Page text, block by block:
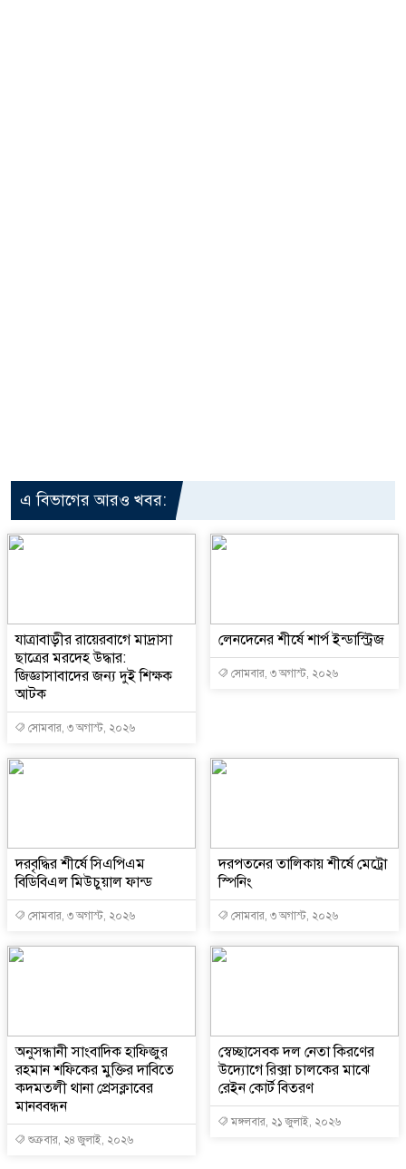
এ বিভাগের আরও খবর:
যাত্রাবাড়ীর রায়েরবাগে মাদ্রাসা
ছাত্রের মরদেহ উদ্ধার:
জিজ্ঞাসাবাদের জন্য দুই শিক্ষক
আটক
সোমবার, ৩ অগাস্ট, ২০২৬
লেনদেনের শীর্ষে শার্প ইন্ডাস্ট্রিজ
সোমবার, ৩ অগাস্ট, ২০২৬
দরবৃদ্ধির শীর্ষে সিএপিএম
বিডিবিএল মিউচুয়াল ফান্ড
সোমবার, ৩ অগাস্ট, ২০২৬
দরপতনের তালিকায় শীর্ষে মেট্রো
স্পিনিং
সোমবার, ৩ অগাস্ট, ২০২৬
অনুসন্ধানী সাংবাদিক হাফিজুর
রহমান শফিকের মুক্তির দাবিতে
কদমতলী থানা প্রেসক্লাবের
মানববন্ধন
শুক্রবার, ২৪ জুলাই, ২০২৬
স্বেচ্ছাসেবক দল নেতা কিরণের
উদ্যোগে রিক্সা চালকের মাঝে
রেইন কোর্ট বিতরণ
মঙ্গলবার, ২১ জুলাই, ২০২৬